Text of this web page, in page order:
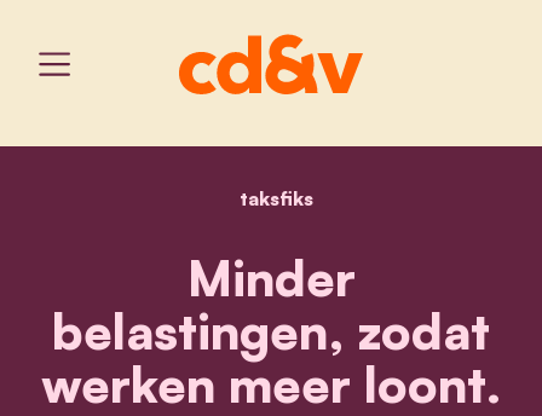
home
taksfikstaksfiks
Minder
belastingen, zodat
werken meer loont.